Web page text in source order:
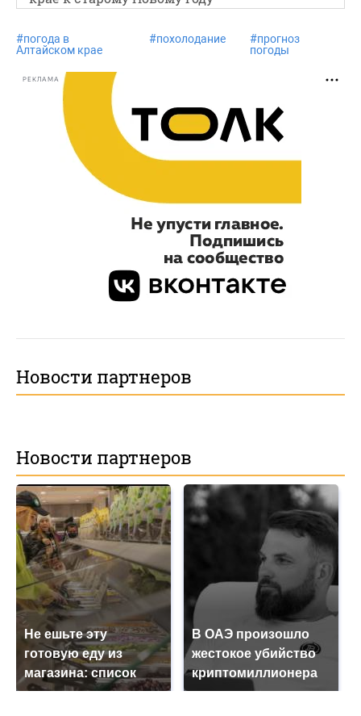
#погода в
Алтайском крае
#похолодание #прогноз
погоды
РЕКЛАМА
Новости партнеров
Новости партнеров
Не ешьте эту
готовую еду из
магазина: список
В ОАЭ произошло
жестокое убийство
криптомиллионера